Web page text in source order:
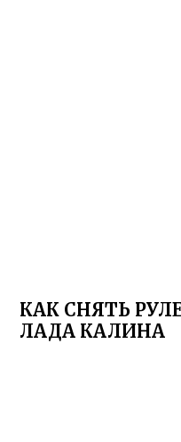
КАК СНЯТЬ
ЛАДА КАЛИНА